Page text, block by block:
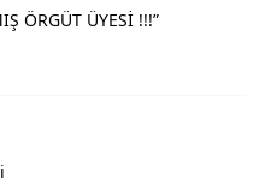
ÖRGÜT ÜYESİ !!!”